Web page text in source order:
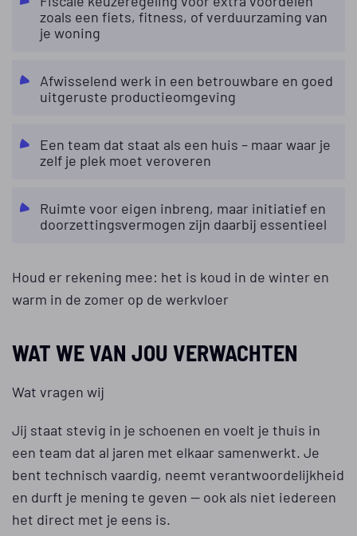
zoals een fiets, fitness, of verduurzaming van
je woning
Afwisselend werk in een betrouwbare en goed
uitgeruste productieomgeving
Een team dat staat als een huis – maar waar je
zelf je plek moet veroveren
Ruimte voor eigen inbreng, maar initiatief en
doorzettingsvermogen zijn daarbij essentieel
Houd er rekening mee: het is koud in de winter en
warm in de zomer op de werkvloer
WAT WE VAN JOU VERWACHTEN
Wat vragen wij
Jij staat stevig in je schoenen en voelt je thuis in
een team dat al jaren met elkaar samenwerkt. Je
bent technisch vaardig, neemt verantwoordelijkheid
en durft je mening te geven — ook als niet iedereen
het direct met je eens is.